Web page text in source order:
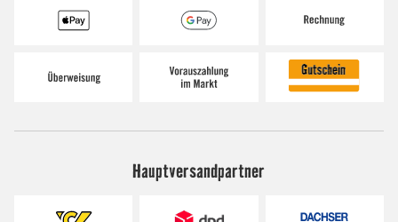
Hauptversandpartner